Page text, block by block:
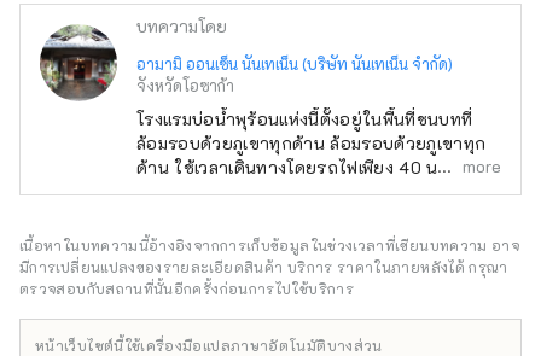
บทความโดย
อามามิ ออนเซ็น นันเทเน็น (บริษัท นันเทเน็น จำกัด)
จังหวัดโอซาก้า
โรงแรมบ่อน้ำพุร้อนแห่งนี้ตั้งอยู่ในพื้นที่ชนบทที่
ล้อมรอบด้วยภูเขาทุกด้าน ล้อมรอบด้วยภูเขาทุก
ด้าน ใช้เวลาเดินทางโดยรถไฟเพียง 40 นาทีจาก
เมืองโอซาก้า และใช้เวลาเดินเพียง 1 นาทีจาก
ไม้สุกิยะซึคุริแบบดั้งเดิมที่ออกแบบโดยคิงโกะ ทัต
สึโนะ ผู้ออกแบบสถานีโตเกียว และถูกกำหนดให้
เป็นทรัพย์สินทางวัฒนธรรมที่จับต้องได้ที่ได้รับ
3,000 ซึโบะ มีทิวทัศน์ตามฤดูกาล เช่น ดอก
more
เนื้อหาในบทความนี้อ้างอิงจากการเก็บข้อมูลในช่วงเวลาที่เขียนบทความ อาจ
มีการเปลี่ยนแปลงของรายละเอียดสินค้า บริการ ราคาในภายหลังได้ กรุณา
ตรวจสอบกับสถานที่นั้นอีกครั้งก่อนการไปใช้บริการ
หน้าเว็บไซต์นี้ใช้เครื่องมือแปลภาษาอัตโนมัติบางส่วน